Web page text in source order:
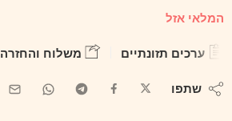
המלאי אזל
ערכים תזונתיים משלוח והחזרה
שתפו